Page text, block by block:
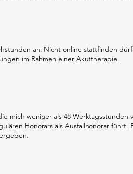
an. Nicht online stattfinden
im Rahmen einer Akuttherapie.
mich weniger als 48 Werktagsstunden
Honorars als Ausfallhonorar führt.